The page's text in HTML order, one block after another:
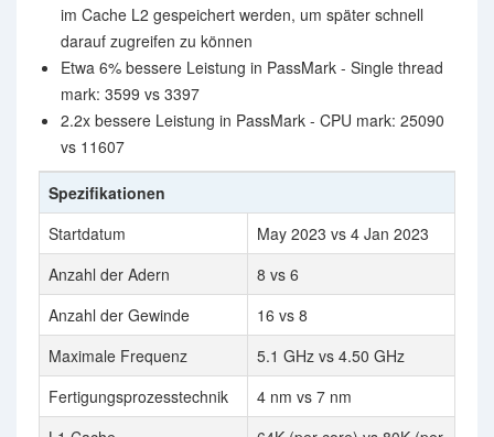
im Cache L2 gespeichert werden, um später schnell
darauf zugreifen zu können
Etwa 6% bessere Leistung in PassMark - Single thread
mark: 3599 vs 3397
2.2x bessere Leistung in PassMark - CPU mark: 25090
vs 11607
Spezifikationen
Startdatum
May 2023 vs 4 Jan 2023
Anzahl der Adern
8 vs 6
Anzahl der Gewinde
16 vs 8
Maximale Frequenz
5.1 GHz vs 4.50 GHz
Fertigungsprozesstechnik
4 nm vs 7 nm